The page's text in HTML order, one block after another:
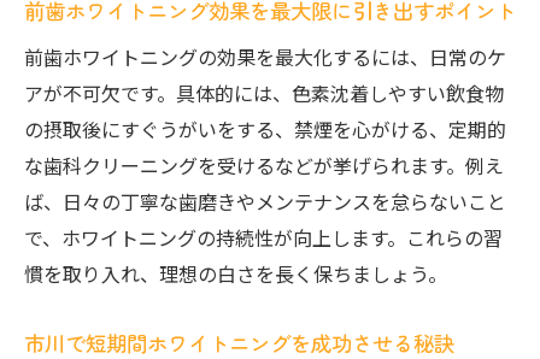
前歯ホワイトニング効果を最大限に引き出すポイント
前歯ホワイトニングの効果を最大化するには、日常のケ
アが不可欠です。具体的には、色素沈着しやすい飲食物
の摂取後にすぐうがいをする、禁煙を心がける、定期的
な歯科クリーニングを受けるなどが挙げられます。例え
ば、日々の丁寧な歯磨きやメンテナンスを怠らないこと
で、ホワイトニングの持続性が向上します。これらの習
慣を取り入れ、理想の白さを長く保ちましょう。
市川で短期間ホワイトニングを成功させる秘訣